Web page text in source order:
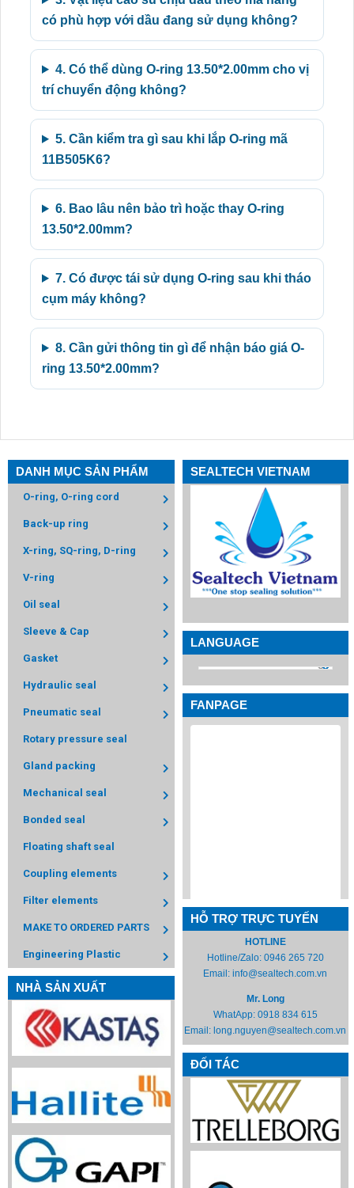
DANH MỤC SẢN PHẨM
O-ring, O-ring cord
Back-up ring
X-ring, SQ-ring, D-ring
V-ring
Oil seal
Sleeve & Cap
Gasket
Hydraulic seal
Pneumatic seal
Rotary pressure seal
Gland packing
Mechanical seal
Bonded seal
Floating shaft seal
Coupling elements
Filter elements
MAKE TO ORDERED PARTS
Engineering Plastic
NHÀ SẢN XUẤT
có phù hợp với dầu đang sử dụng không?
4. Có thể dùng O-ring 13.50*2.00mm cho vị
trí chuyển động không?
5. Cần kiểm tra gì sau khi lắp O-ring mã
11B505K6?
6. Bao lâu nên bảo trì hoặc thay O-ring
13.50*2.00mm?
7. Có được tái sử dụng O-ring sau khi tháo
cụm máy không?
8. Cần gửi thông tin gì để nhận báo giá O-
ring 13.50*2.00mm?
SEALTECH VIETNAM
LANGUAGE
FANPAGE
HỖ TRỢ TRỰC TUYẾN
HOTLINE
Hotline/Zalo: 0946 265 720
Email:info@sealtech.com.vn
Mr. Long
WhatApp: 0918 834 615
Email: long.nguyen@sealtech.com.vn
ĐỐI TÁC